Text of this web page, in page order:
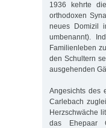
1936 kehrte
orthodoxen
neues Domizil
umbenannt).
Familienleben
den Schultern
ausgehenden
Angesichts des
Carlebach
Herzschwäche
das Ehepaar